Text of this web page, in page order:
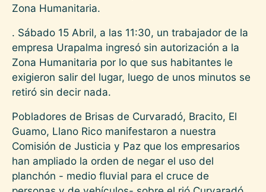
Zona Humanitaria.
. Sábado 15 Abril, a las 11:30, un trabajador de la
empresa Urapalma ingresó sin autorización a la
Zona Humanitaria por lo que sus habitantes le
exigieron salir del lugar, luego de unos minutos se
retiró sin decir nada.
Pobladores de Brisas de Curvaradó, Bracito, El
Guamo, Llano Rico manifestaron a nuestra
Comisión de Justicia y Paz que los empresarios
han ampliado la orden de negar el uso del
planchón - medio fluvial para el cruce de